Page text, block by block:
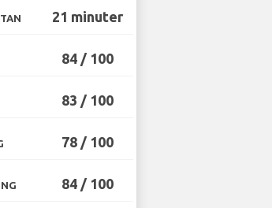
21 minuter
84 / 100
83 / 100
78 / 100
84 / 100